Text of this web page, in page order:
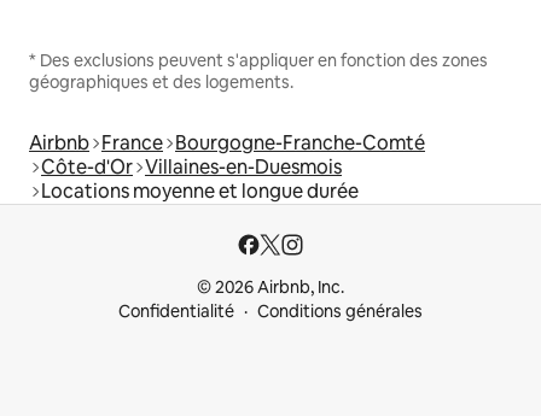
* Des exclusions peuvent s'appliquer en fonction des zones
géographiques et des logements.
Airbnb France Bourgogne-Franche-Comté
Côte-d'Or Villaines-en-Duesmois
Locations moyenne et longue durée
© 2026 Airbnb, Inc.
Confidentialité
Conditions générales